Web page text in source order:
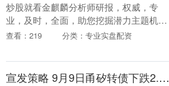
炒股就看金麒麟分析师研报，权威，专
业，及时，全面，助您挖掘潜力主题机
会！ 雪涛宏观笔记 AI技术还远未到对就业
员”的就业环....
查看：219 分类：专业实盘配资
宣发策略 9月9日甬矽转债下跌2.46%，转股溢价率37.1%